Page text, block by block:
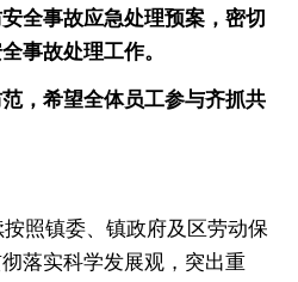
全事故应急处理预案，密切
事故处理工作。
，希望全体员工参与齐抓共
照镇委、镇政府及区劳动保
落实科学发展观，突出重